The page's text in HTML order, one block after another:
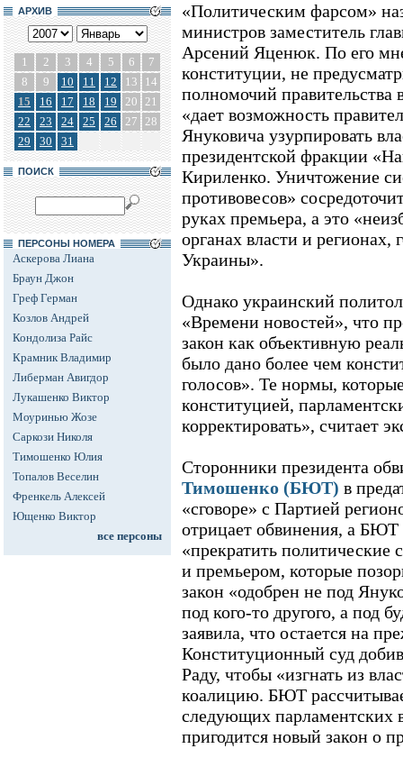
АРХИВ
1 2 3 4 5 6
7
8
9 10 11 12 13
14
15
16 17 18 19 20 21
22
23 24 25 26 27 28
29
30 31
ПОИСК
ПЕРСОНЫ НОМЕРА
Аскерова Лиана
Браун Джон
Греф Герман
Козлов Андрей
Кондолиза Райс
Крамник Владимир
Либерман Авигдор
Лукашенко Виктор
Моуринью Жозе
Саркози Николя
Тимошенко Юлия
Топалов Веселин
Френкель Алексей
Ющенко Виктор
все персоны
«Политическим фарсом»
министров заместитель
Арсений Яценюк. По его
конституции, не
полномочий правительства
«дает возможность
Януковича узурпировать
президентской фракции
Кириленко. Уничтожение
противовесов»
руках премьера, а это
органах власти и регионах,
Украины».
Однако украинский
«Времени новостей», что
закон как объективную
было дано более чем
голосов». Те нормы,
конституцией,
корректировать», считает
Сторонники президента
Тимошенко (БЮТ) в
«сговоре» с Партией
отрицает обвинения, а БЮТ
«прекратить
и премьером, которые
закон «одобрен не под
под кого-то другого, а под
заявила, что остается на
Конституционный суд
Раду, чтобы «изгнать из
коалицию. БЮТ
следующих парламентских
пригодится новый закон о